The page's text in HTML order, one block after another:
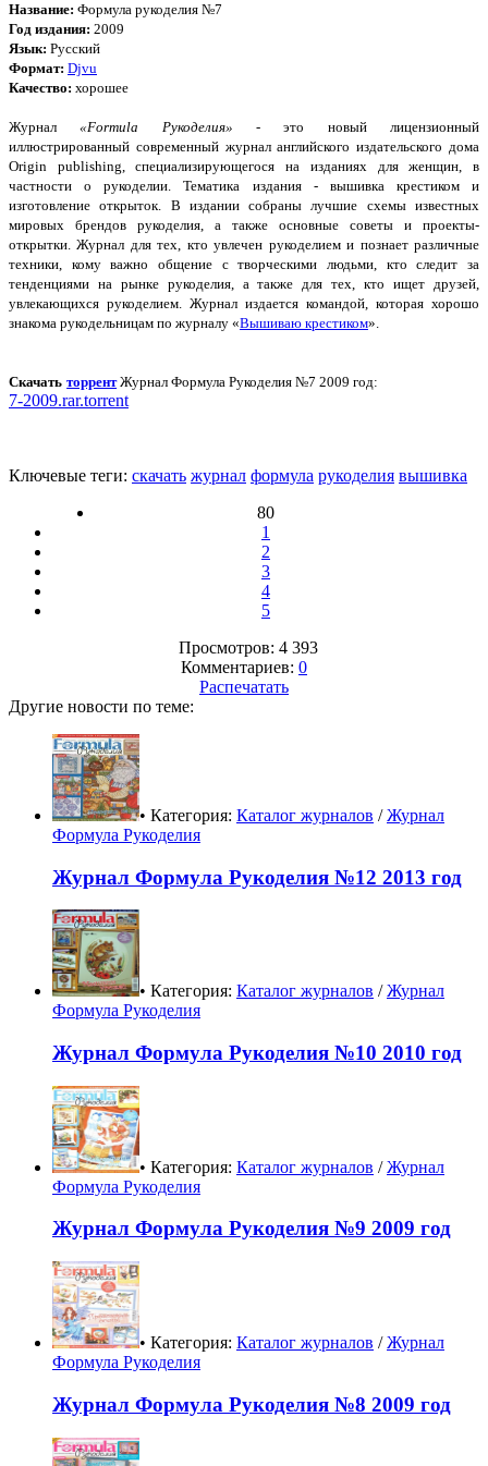
Название: Формула рукоделия №7
Год издания: 2009
Язык: Русский
Формат: Djvu
Качество: хорошее
Журнал«Formula Рукоделия» - это новый лицензионный
иллюстрированный современный журнал английского издательского дома
Origin publishing, специализирующегося на изданиях для женщин, в
частности о рукоделии. Тематика издания - вышивка крестиком и
изготовление открыток. В издании собраны лучшие схемы известных
мировых брендов рукоделия, а также основные советы и проекты-
открытки. Журнал для тех, кто увлечен рукоделием и познает различные
техники, кому важно общение с творческими людьми, кто следит за
тенденциями на рынке рукоделия, а также для тех, кто ищет друзей,
увлекающихся рукоделием. Журнал издается командой, которая хорошо
знакома рукодельницам по журналу «Вышиваю крестиком».
Скачатьторрент Журнал Формула Рукоделия №7 2009 год:
7-2009.rar.torrent
Ключевые теги: скачать журнал формула рукоделия вышивка
80
1
2
3
4
5
Просмотров: 4 393
Комментариев: 0
Распечатать
Другие новости по теме:
• Категория: Каталог журналов /Журнал
Формула Рукоделия
Журнал Формула Рукоделия №12 2013 год
• Категория: Каталог журналов /Журнал
Формула Рукоделия
Журнал Формула Рукоделия №10 2010 год
• Категория: Каталог журналов /Журнал
Формула Рукоделия
Журнал Формула Рукоделия №9 2009 год
• Категория: Каталог журналов /Журнал
Формула Рукоделия
Журнал Формула Рукоделия №8 2009 год